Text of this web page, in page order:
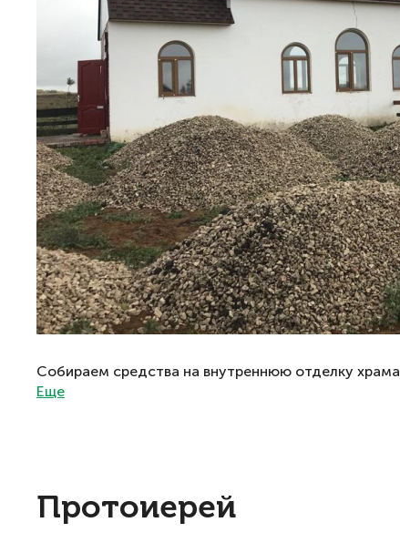
Собираем средства на внутреннюю отделку храма
Еще
Протоиерей